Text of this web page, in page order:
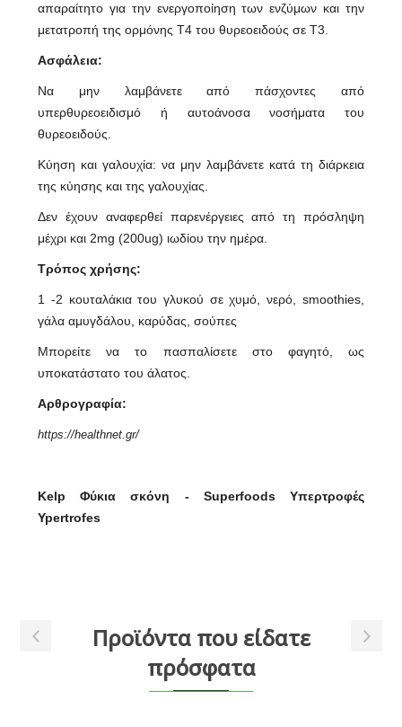
απαραίτητο για την ενεργοποίηση των ενζύμων και την
μετατροπή της ορμόνης Τ4 του θυρεοειδούς σε Τ3.
Ασφάλεια:
Να μην λαμβάνετε από πάσχοντες από
υπερθυρεοειδισμό ή αυτοάνοσα νοσήματα του
θυρεοειδούς.
Κύηση και γαλουχία: να μην λαμβάνετε κατά τη διάρκεια
της κύησης και της γαλουχίας.
Δεν έχουν αναφερθεί παρενέργειες από τη πρόσληψη
μέχρι και 2mg (200ug) ιωδίου την ημέρα.
Τρόπος χρήσης:
1 -2 κουταλάκια του γλυκού σε χυμό, νερό, smoothies,
γάλα αμυγδάλου, καρύδας, σούπες
Μπορείτε να το πασπαλίσετε στο φαγητό, ως
υποκατάστατο του άλατος.
Αρθρογραφία:
https://healthnet.gr/
Kelp Φύκια σκόνη - Superfoods Υπερτροφές
Ypertrofes
Προϊόντα που είδατε
πρόσφατα